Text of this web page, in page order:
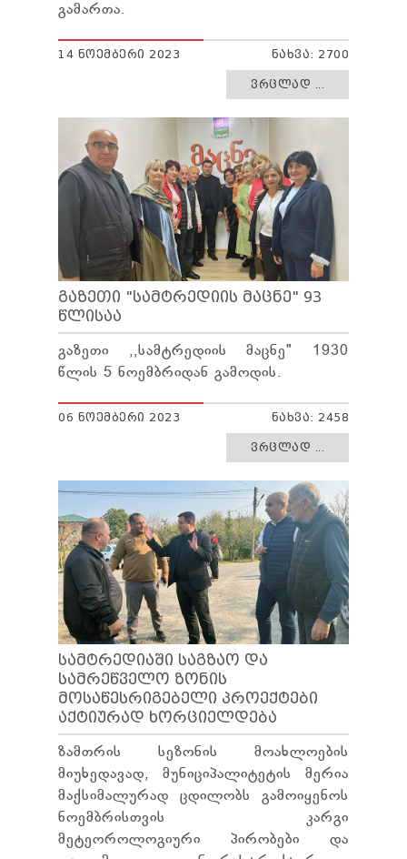
გამართა.
14 ᲜᲝᲔᲛᲑᲔᲠᲘ 2023 ᲜᲐᲮᲕᲐ: 2700
ᲕᲠᲪᲚᲐᲓ ...
ᲒᲐᲖᲔᲗᲘ "ᲡᲐᲛᲢᲠᲔᲓᲘᲘᲡ ᲛᲐᲪᲜᲔ" 93
ᲬᲚᲘᲡᲐᲐ
გაზეთი ,,სამტრედიის მაცნე" 1930
წლის 5 ნოემბრიდან გამოდის.
06 ᲜᲝᲔᲛᲑᲔᲠᲘ 2023 ᲜᲐᲮᲕᲐ: 2458
ᲕᲠᲪᲚᲐᲓ ...
ᲡᲐᲛᲢᲠᲔᲓᲘᲐᲨᲘ ᲡᲐᲒᲖᲐᲝ ᲓᲐ
ᲡᲐᲛᲠᲔᲬᲕᲔᲚᲝ ᲖᲝᲜᲘᲡ
ᲛᲝᲡᲐᲬᲔᲡᲠᲘᲒᲔᲑᲔᲚᲘ ᲞᲠᲝᲔᲥᲢᲔᲑᲘ
ᲐᲥᲢᲘᲣᲠᲐᲓ ᲮᲝᲠᲪᲘᲔᲚᲓᲔᲑᲐ
ზამთრის სეზონის მოახლოების
მიუხედავად, მუნიციპალიტეტის მერია
მაქსიმალურად ცდილობს გამოიყენოს
ნოემბრისთვის კარგი
მეტეოროლოგიური პირობები და